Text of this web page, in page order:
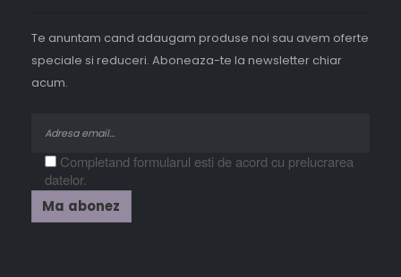
Te anuntam cand adaugam produse noi sau avem oferte
speciale si reduceri. Aboneaza-te la newsletter chiar
acum.
Completand formularul esti de acord cu prelucrarea
datelor.